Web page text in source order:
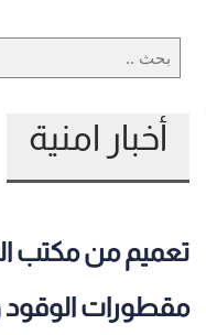
أخبار امنية
تعميم من مكتب
مقطورات الوقود